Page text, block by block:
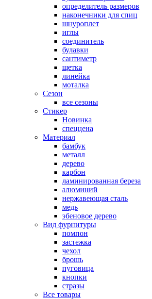
определитель размеров
наконечники для спиц
шнуроплет
иглы
соединитель
булавки
сантиметр
щетка
линейка
моталка
Сезон
все сезоны
Стикер
Новинка
спеццена
Материал
бамбук
металл
дерево
карбон
ламинированная береза
алюминий
нержавеющая сталь
медь
эбеновое дерево
Вид фурнитуры
помпон
застежка
чехол
брошь
пуговица
кнопки
стразы
Все товары